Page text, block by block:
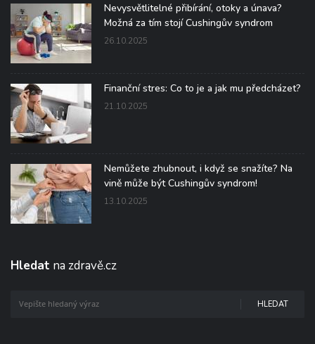
Nevysvětlitelné přibírání, otoky a únava?
Možná za tím stojí Cushingův syndrom
26.10.2025
Finanční stres: Co to je a jak mu předcházet?
21.10.2025
Nemůžete zhubnout, i když se snažíte? Na
vině může být Cushingův syndrom!
13.10.2025
Hledat na zdravě.cz
HLEDAT